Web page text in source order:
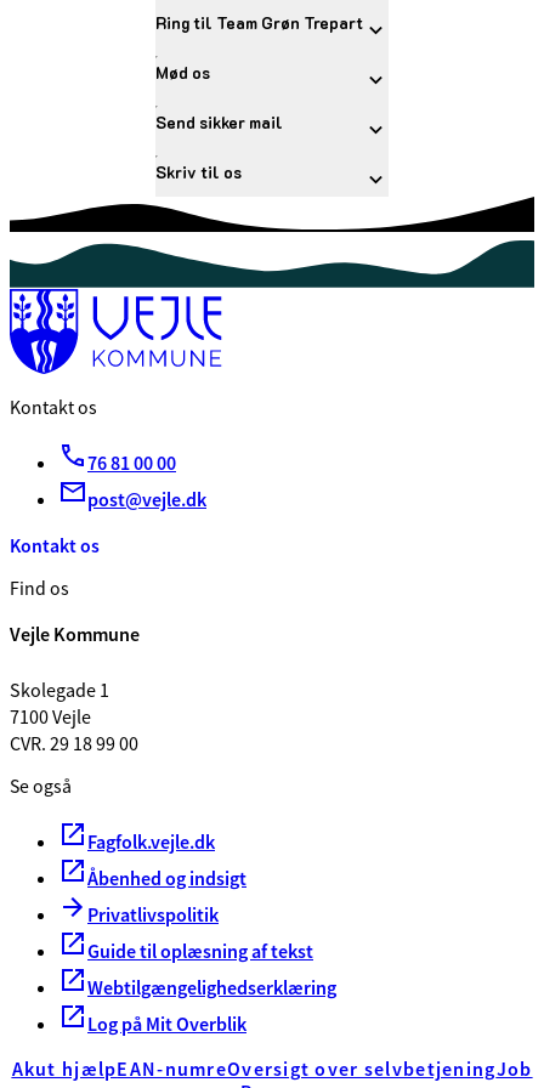
Ring til Team Grøn Trepart
Mød os
Send sikker mail
Skriv til os
Kontakt os
76 81 00 00
post@vejle.dk
Kontakt os
Find os
Vejle Kommune
Skolegade 1
7100 Vejle
CVR. 29 18 99 00
Se også
Fagfolk.vejle.dk
Åbenhed og indsigt
Privatlivspolitik
Guide til oplæsning af tekst
Webtilgængelighedserklæring
Log på Mit Overblik
Akut hjælpEAN-numreOversigt over selvbetjeningJob